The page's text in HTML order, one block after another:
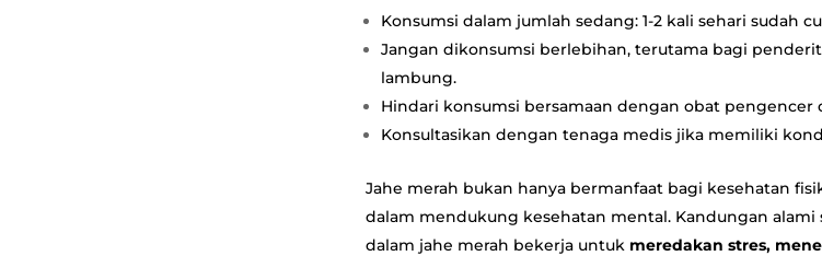
Konsumsi dalam jumlah sedang: 1-2 kali sehari sudah
Jangan dikonsumsi berlebihan, terutama bagi
lambung.
Hindari konsumsi bersamaan dengan obat pengencer
Konsultasikan dengan tenaga medis jika memiliki
Jahe merah bukan hanya bermanfaat bagi kesehatan
dalam mendukung kesehatan mental. Kandungan
dalam jahe merah bekerja untuk meredakan stres,